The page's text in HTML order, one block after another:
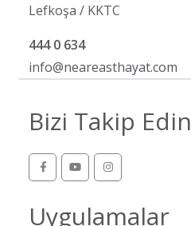
Lefkoşa / KKTC
444 0 634
info@neareasthayat.com
Bizi Takip Edin
Uygulamalar